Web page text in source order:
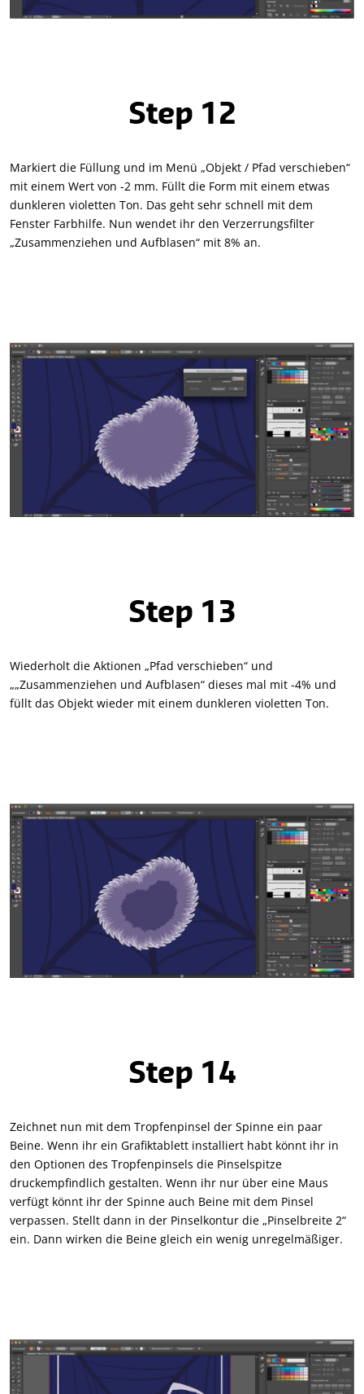
Step 12
Markiert die Füllung und im Menü „Objekt / Pfad verschieben“
mit einem Wert von -2 mm. Füllt die Form mit einem etwas
dunkleren violetten Ton. Das geht sehr schnell mit dem
Fenster Farbhilfe. Nun wendet ihr den Verzerrungsfilter
„Zusammenziehen und Aufblasen“ mit 8% an.
Step 13
Wiederholt die Aktionen „Pfad verschieben“ und
„„Zusammenziehen und Aufblasen“ dieses mal mit -4% und
füllt das Objekt wieder mit einem dunkleren violetten Ton.
Step 14
Zeichnet nun mit dem Tropfenpinsel der Spinne ein paar
Beine. Wenn ihr ein Grafiktablett installiert habt könnt ihr in
den Optionen des Tropfenpinsels die Pinselspitze
druckempfindlich gestalten. Wenn ihr nur über eine Maus
verfügt könnt ihr der Spinne auch Beine mit dem Pinsel
verpassen. Stellt dann in der Pinselkontur die „Pinselbreite 2“
ein. Dann wirken die Beine gleich ein wenig unregelmäßiger.